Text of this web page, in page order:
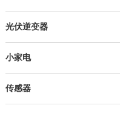
光伏逆变器
小家电
传感器